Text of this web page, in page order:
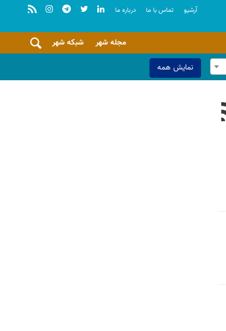
آرشيو تماس با ما درباره ما
شبکه شهر
مجله شهر
نمایش همه